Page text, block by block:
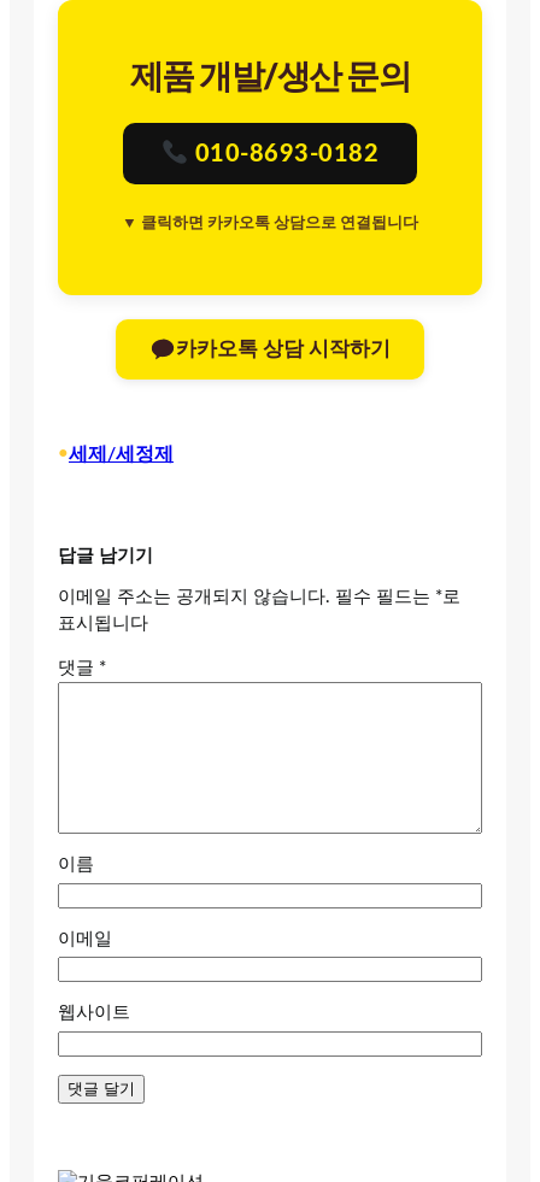
제품 개발/생산 문의
010-8693-0182
▼ 클릭하면 카카오톡 상담으로 연결됩니다
카카오톡 상담 시작하기
•세제/세정제
답글 남기기
이메일 주소는 공개되지 않습니다. 필수 필드는 *로
표시됩니다
댓글 *
이름
이메일
웹사이트